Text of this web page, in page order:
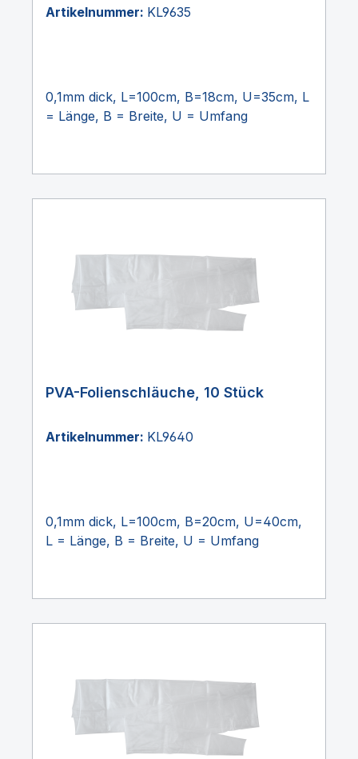
Artikelnummer: KL9635
0,1mm dick, L=100cm, B=18cm, U=35cm, L
= Länge, B = Breite, U = Umfang
PVA-Folienschläuche, 10 Stück
Artikelnummer: KL9640
0,1mm dick, L=100cm, B=20cm, U=40cm,
L = Länge, B = Breite, U = Umfang